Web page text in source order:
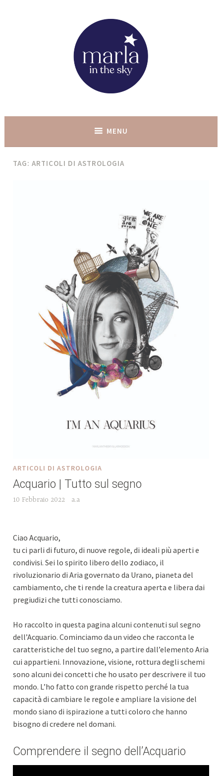
MENU
TAG:ARTICOLI DI ASTROLOGIA
ARTICOLI DI ASTROLOGIA
Acquario | Tutto sul segno
10 Febbraio 2022 a.a
Ciao Acquario,
tu ci parli di futuro, di nuove regole, di ideali più aperti e
condivisi. Sei lo spirito libero dello zodiaco, il
rivoluzionario di Aria governato da Urano, pianeta del
cambiamento, che ti rende la creatura aperta e libera dai
pregiudizi che tutti conosciamo.
Ho raccolto in questa pagina alcuni contenuti sul segno
dell’Acquario. Cominciamo da un video che racconta le
caratteristiche del tuo segno, a partire dall’elemento Aria
cui appartieni. Innovazione, visione, rottura degli schemi
sono alcuni dei concetti che ho usato per descrivere il tuo
mondo. L’ho fatto con grande rispetto perché la tua
capacità di cambiare le regole e ampliare la visione del
mondo siano di ispirazione a tutti coloro che hanno
bisogno di credere nel domani.
Comprendere il segno dell’Acquario